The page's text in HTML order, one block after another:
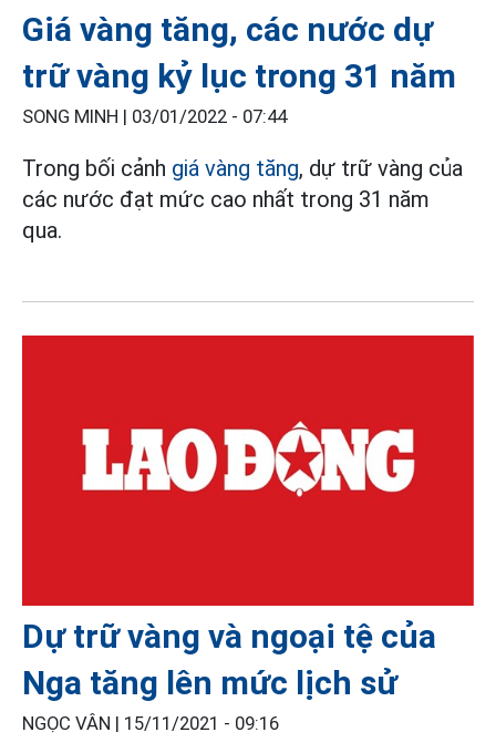
Giá vàng tăng, các nước dự
trữ vàng kỷ lục trong 31 năm
SONG MINH | 03/01/2022 - 07:44
Trong bối cảnh giá vàng tăng, dự trữ vàng của
các nước đạt mức cao nhất trong 31 năm
qua.
Dự trữ vàng và ngoại tệ của
Nga tăng lên mức lịch sử
NGỌC VÂN | 15/11/2021 - 09:16